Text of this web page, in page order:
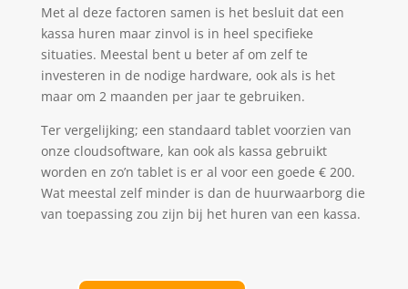
Met al deze factoren samen is het besluit dat een
kassa huren maar zinvol is in heel specifieke
situaties. Meestal bent u beter af om zelf te
investeren in de nodige hardware, ook als is het
maar om 2 maanden per jaar te gebruiken.
Ter vergelijking; een standaard tablet voorzien van
onze cloudsoftware, kan ook als kassa gebruikt
worden en zo’n tablet is er al voor een goede € 200.
Wat meestal zelf minder is dan de huurwaarborg die
van toepassing zou zijn bij het huren van een kassa.